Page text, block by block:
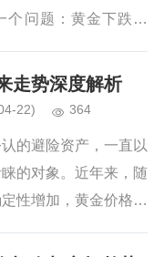
个问题：黄金下跌了
让许多投资者感到困
为传统避险资产，...
走势深度解析
22) 364
的避险资产，一直以
的对象。近年来，随
性增加，黄金价格屡